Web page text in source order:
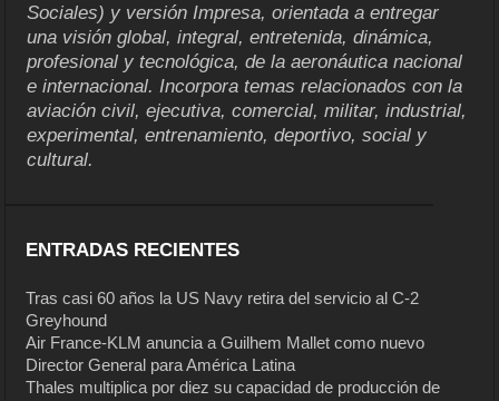
Sociales) y versión Impresa, orientada a entregar
una visión global, integral, entretenida, dinámica,
profesional y tecnológica, de la aeronáutica nacional
e internacional. Incorpora temas relacionados con la
aviación civil, ejecutiva, comercial, militar, industrial,
experimental, entrenamiento, deportivo, social y
cultural.
ENTRADAS RECIENTES
Tras casi 60 años la US Navy retira del servicio al C-2
Greyhound
Air France-KLM anuncia a Guilhem Mallet como nuevo
Director General para América Latina
Thales multiplica por diez su capacidad de producción de